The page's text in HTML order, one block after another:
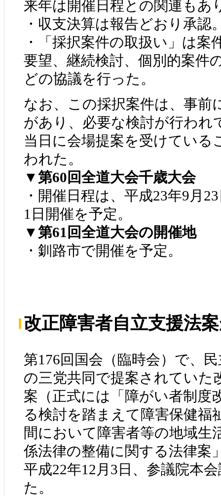
来年は開催日程との関連もあ
・収支決算は報告どおり承認
・「採択案件の取扱い」は
要望、継続検討、個別的案件
どの協議を行った。
なお、この採択案件は、事前
があり、必要な検討が行われ
当日に会場提案を受けている
われた。
▼第60回全道大会千歳大会
・開催日程は、平成23年9月
1日開催を予定。
▼第61回全道大会の開催地
・釧路市で開催を予定。
改正障害者自立支援法
第176回国会（臨時会）で、
の三党共同で提案されていた
案（正式には「障がい者制度
る検討を踏まえて障害保健福
間において障害者等の地域生
係法律の整備に関する法律案
平成22年12月3日、参議院本
た。